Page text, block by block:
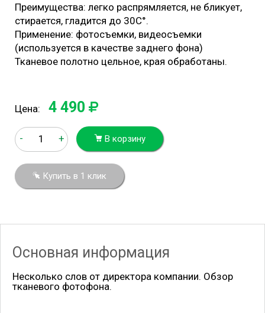
Преимущества: легко распрямляется, не бликует,
стирается, гладится до 30С°.
Применение: фотосъемки, видеосъемки
(используется в качестве заднего фона)
Тканевое полотно цельное, края обработаны.
Цена: 4 490
- + В корзину
Купить в 1 клик
Основная информация
Несколько слов от директора компании. Обзор
тканевого фотофона.